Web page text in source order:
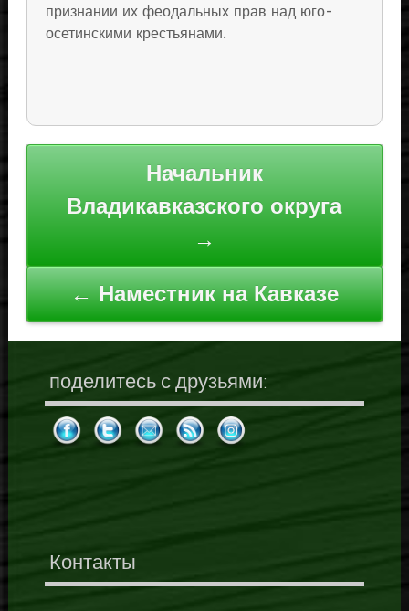
признании их феодальных прав над юго-
осетинскими крестьянами.
записям
Начальник
Владикавказского округа
→
← Наместник на Кавказе
поделитесь с друзьями:
Контакты